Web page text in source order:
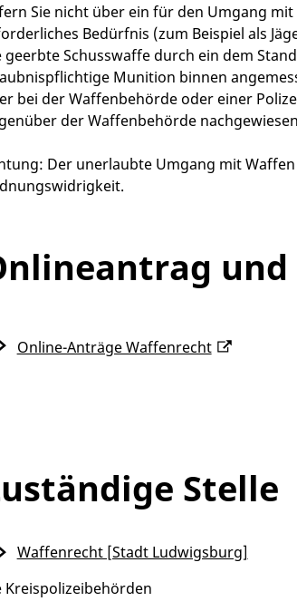
Sie nicht über ein für den Umgang
Bedürfnis (zum Beispiel als
geerbteSchusswaffe durch ein dem
Munition binnen
bei der Waffenbehörde oder einer
der Waffenbehörde
Der unerlaubte Umgang mit
Online-Anträge Waffenrecht
Stelle
Kreispolizeibehörden
Waffenrecht [Stadt Ludwigsburg]